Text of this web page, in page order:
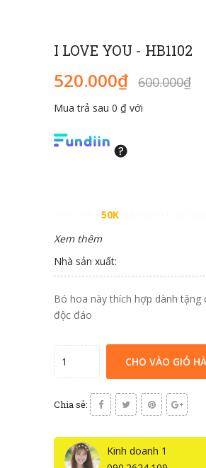
I LOVE YOU - HB1102
520.000₫ 600.000₫
Mua trả sau 0 ₫ với
50K
Xem thêm
Nhà sản xuất:
Bó hoa này thích hợp dành
độc đáo
CHO VÀO GIỎ
Chia sẻ:
Kinh doanh 1